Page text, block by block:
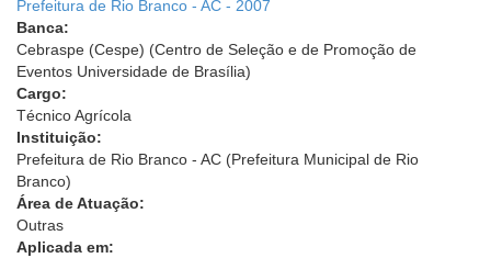
Prefeitura de Rio Branco - AC - 2007
Banca:
Cebraspe (Cespe) (Centro de Seleção e de Promoção de
Eventos Universidade de Brasília)
Cargo:
Técnico Agrícola
Instituição:
Prefeitura de Rio Branco - AC (Prefeitura Municipal de Rio
Branco)
Área de Atuação:
Outras
Aplicada em: